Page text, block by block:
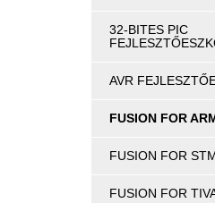
32-BITES PIC
AVR
FUSION FOR
FUSION FOR
FUSION FOR